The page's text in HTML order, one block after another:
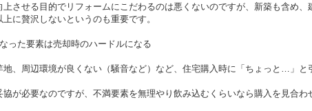
させる目的でリフォームにこだわるのは悪くないのですが、新築も含め
に贅沢しないというのも重要です。
った要素は売却時のハードルになる
地、周辺環境が良くない（騒音など）など、住宅購入時に「ちょっと…」
が必要なのですが、不満要素を無理やり飲み込むくらいなら購入を見合わ